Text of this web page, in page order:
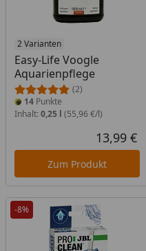
2 Varianten
Easy-Life Voogle
Aquarienpflege
(2)
14 Punkte
Inhalt: 0,25 l (55,96 €/l)
13,99 €
Zum Produkt
-8%